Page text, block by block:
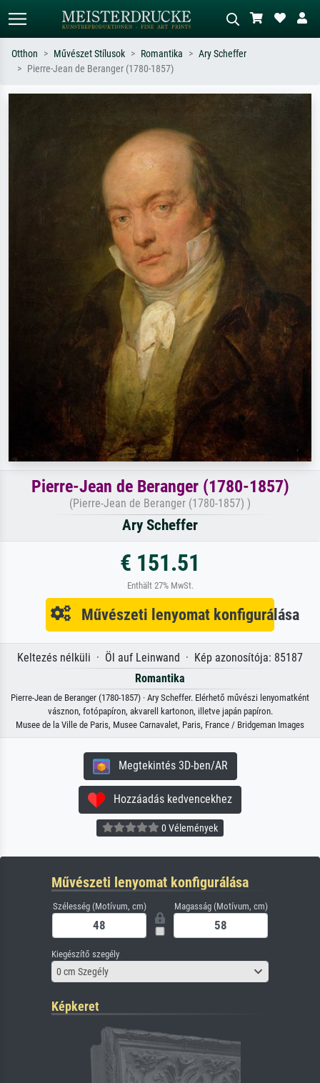
szerint – pl. Monet, Csillagos éj,
impresszionizmus, Hokusai-hullám,
Írja le a jelenetet – pl. zöld rét, sok
Otthon Művészet Stílusok Romantika
Ary Scheffer
Pierre-Jean de Beranger (1780-1857)
Pierre-Jean de Beranger (1780-1857)
(Pierre-Jean de Beranger (1780-1857) )
Ary Scheffer
€ 151.51
Enthält 27% MwSt.
Művészeti lenyomat konfigurálása
Keltezés nélküli · Öl auf Leinwand · Kép azonosítója: 85187
Romantika
Pierre-Jean de Beranger (1780-1857) · Ary Scheffer. Elérhető művészi lenyomatként
vásznon, fotópapíron, akvarell kartonon, illetve japán papíron.
Musee de la Ville de Paris, Musee Carnavalet, Paris, France / Bridgeman Images
Megtekintés 3D-ben/AR
Hozzáadás kedvencekhez
0 Vélemények
Művészeti lenyomat konfigurálása
Szélesség (Motívum, cm) Magasság (Motívum, cm)
Kiegészítő szegély
0 cm Szegély
Képkeret